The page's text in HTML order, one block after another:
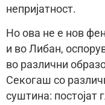
непријатност.
Но ова не е нов
и во Либан,
во различни
Секогаш со
суштина: постојат